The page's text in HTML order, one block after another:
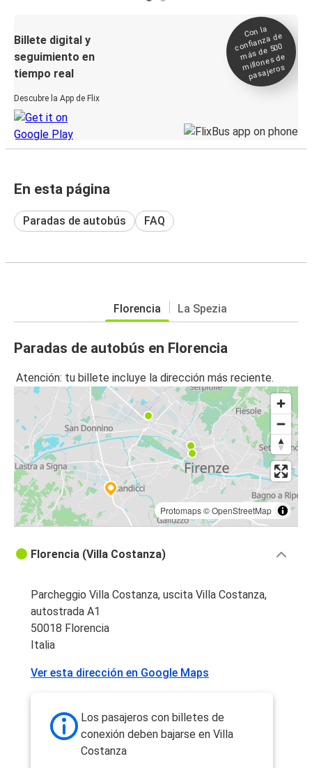
Billete digital y
seguimiento en
tiempo real
Descubre la App de Flix
Con la
confianza de
más de 500
millones de
pasajeros
En esta página
Paradas de autobús FAQ
Florencia La Spezia
Paradas de autobús en Florencia
Atención: tu billete incluye la dirección más reciente.
Protomaps©OpenStreetMap
Florencia (Villa Costanza)
Parcheggio Villa Costanza, uscita Villa Costanza,
autostrada A1
50018 Florencia
Italia
Ver esta dirección en Google Maps
Los pasajeros con billetes de
conexión deben bajarse en Villa
Costanza